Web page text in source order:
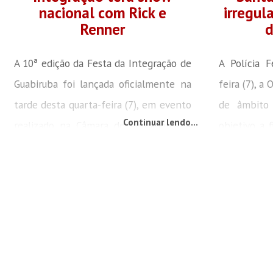
nacional com Rick e
Renner
A 10ª edição da Festa da Integração de
Guabiruba foi lançada oficialmente na
tarde desta quarta-feira (7), em evento
realizado na Câmara de Vereadores. A
Continuar lendo...
A Polícia
feira (7), a
de
objetivo a